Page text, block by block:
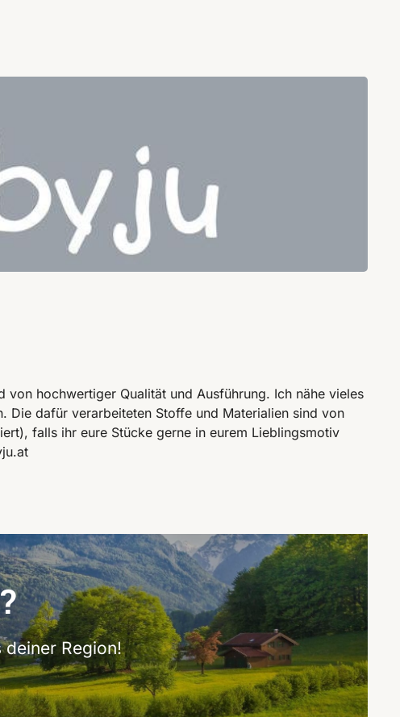
hochwertiger Qualität und Ausführung. Ich nähe vieles
Die dafür verarbeiteten Stoffe und Materialien sind von
falls ihr eure Stücke gerne in eurem Lieblingsmotiv
Region!